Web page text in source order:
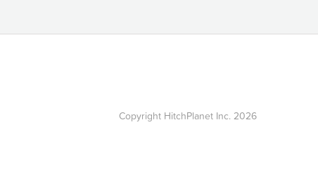
Copyright HitchPlanet Inc. 2026